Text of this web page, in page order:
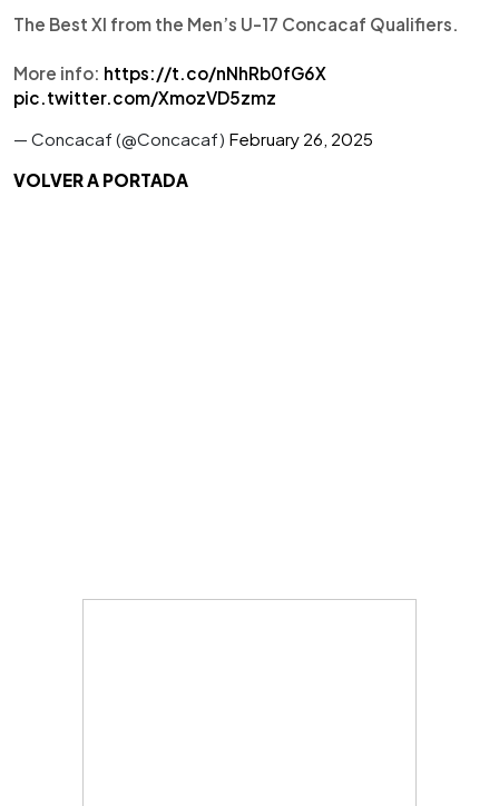
The Best XI from the Men’s U-17 Concacaf Qualifiers.
More info: https://t.co/nNhRb0fG6X
pic.twitter.com/XmozVD5zmz
— Concacaf (@Concacaf) February 26, 2025
VOLVER A PORTADA